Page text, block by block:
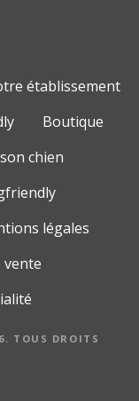
établissement
Boutique
chien
légales
vente
TOUS DROITS